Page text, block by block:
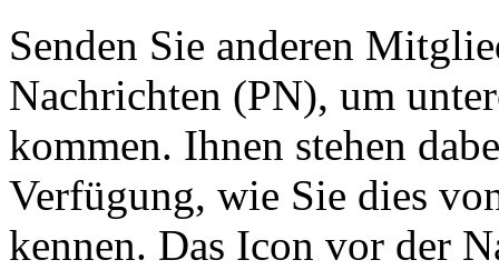
Senden Sie anderen
Nachrichten (PN), um
kommen. Ihnen stehen
Verfügung, wie Sie dies
kennen. Das Icon vor der